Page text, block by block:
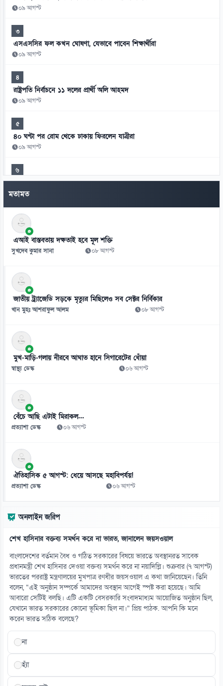
০৯ আগস্ট
৩
এসএসসির ফল কখন ঘোষণা, যেভাবে পাবেন শিক্ষার্থীরা
০৯ আগস্ট
৪
রাষ্ট্রপতি নির্বাচনে ১১ দলের প্রার্থী অলি আহমদ
০৯ আগস্ট
৫
৪০ ঘণ্টা পর রোম থেকে ঢাকায় ফিরলেন যাত্রীরা
০৯ আগস্ট
৬
যুক্তরাষ্ট্রের ভিসা নিয়ে এবার বড় দুঃসংবাদ!
০৯ আগস্ট
৭
ঋণ কমলেও কেন টাকার সংকটে ব্যাংক
০৯ আগস্ট
আলাউদ্দিন আলীর এক চড়েই বদলে যায় বিশ্বজিতের জীবন
০৯ আগস্ট
৯
০৯ আগস্ট
১০
জুবিনের স্মরণে ২৫ ফুট গামছায় গানের কথা
১১
মাতারবাড়ী বিদ্যুৎকেন্দ্রে প্রধানমন্ত্রী
০৯ আগস্ট
১২
জাপানে ক্রেতারা ভুতুড়ে বাড়ি কেন কিনছেন!
০৯ আগস্ট
০৯ আগস্ট
১৪
বাইডেনের ক্যানসার ছড়িয়েছে শরীরের অন্যান্য অঙ্গে
০৯ আগস্ট
১৫
সৌদির দুই অঞ্চলে বিস্ফোরণ, আরামকো তেল ও জুবাইল গ্যাস স্থাপনায় আগুন
০৯ আগস্ট
মতামত
এআই বাস্তবতায় দক্ষতাই হবে মূল শক্তি
সুখদেব কুমার সানা ০৮ আগস্ট
জাতীয় ট্র্যাজেডি সড়কে মৃত্যুর মিছিলেও সব সেক্টর নির্বিকার
খান মুহঃ আশরাফুল আলম ০৮ আগস্ট
মুখ-মাড়ি-গলায় নীরবে আঘাত হানে সিগারেটের ধোঁয়া
স্বাস্থ্য ডেস্ক ০৬ আগস্ট
বেঁচে আছি এটাই মিরাকল...
প্রত্যাশা ডেস্ক ০৬ আগস্ট
ঐতিহাসিক ৫ আগস্ট: ধেয়ে আসছে মহাবিপর্যয়!
প্রত্যাশা ডেস্ক ০৬ আগস্ট
অনলাইন জরিপ
শেখ হাসিনার বক্তব্য সমর্থন করে না ভারত, জানালেন জয়সওয়াল
বাংলাদেশের বর্তমান বৈধ ও গঠিত সরকারের বিষয়ে ভারতে অবস্থানরত সাবেক
প্রধানমন্ত্রী শেখ হাসিনার দেওয়া বক্তব্য সমর্থন করে না নয়াদিল্লি। শুক্রবার (৭ আগস্ট)
ভারতের পররাষ্ট্র মন্ত্রণালয়ের মুখপাত্র রণধীর জয়সওয়াল এ কথা জানিয়েছেন। তিনি
বলেন, “এই অনুষ্ঠান সম্পর্কে আমাদের অবস্থান আগেই স্পষ্ট করা হয়েছে। আমি
আবারো সেটিই বলছি। এটি একটি বেসরকারি সংবাদমাধ্যম আয়োজিত অনুষ্ঠান ছিল,
যেখানে ভারত সরকারের কোনো ভূমিকা ছিল না।” প্রিয় পাঠক. আপনি কি মনে
করেন ভারত সঠিক বলেছে?
না
হ্যাঁ